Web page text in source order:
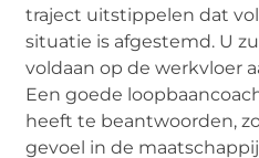
traject uitstippelen dat
situatie is afgestemd. U
voldaan op de werkvloer
Een goede
heeft te beantwoorden,
gevoel in de